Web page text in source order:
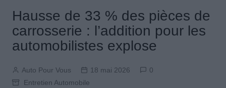
Hausse de 33 % des pièces de
carrosserie : l’addition pour les
automobilistes explose
Auto Pour Vous 18 mai 2026
0
Entretien Automobile